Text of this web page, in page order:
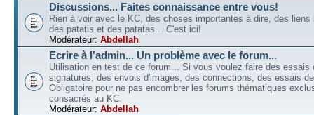
Discussions... Faites connaissance entre vous!
Rien à voir avec le KC, des choses importantes à dire, des liens
des patatis et des patatas... C'est ici!
Modérateur: Abdellah
Ecrire à l'admin... Un problème avec le forum...
Utilisation en test de ce forum... Si vous voulez faire des essais
signatures, des envois d'images, des connections, des essais
Obligatoire pour ne pas encombrer les forums thématiques
consacrés au KC.
Modérateur: Abdellah